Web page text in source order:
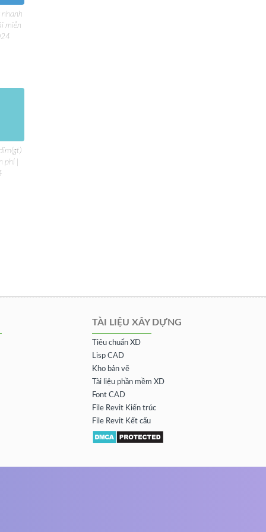
nhanh
miễn
phí |
TÀI LIỆU XÂY DỰNG
Tiêu chuẩn XD
Lisp CAD
Kho bản vẽ
Tài liệu phần mềm XD
Font CAD
File Revit Kiến trúc
File Revit Kết cấu